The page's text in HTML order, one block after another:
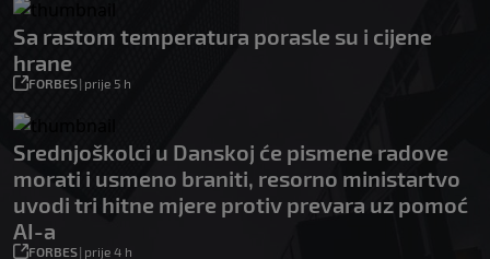
Sa rastom temperatura porasle su i cijene
hrane
FORBES| prije 5 h
Srednjoškolci u Danskoj će pismene radove
morati i usmeno braniti, resorno ministartvo
uvodi tri hitne mjere protiv prevara uz pomoć
AI-a
FORBES| prije 4 h